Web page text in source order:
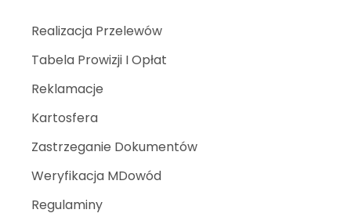
Realizacja Przelewów
Tabela Prowizji I Opłat
Reklamacje
Kartosfera
Zastrzeganie Dokumentów
Weryfikacja MDowód
Regulaminy